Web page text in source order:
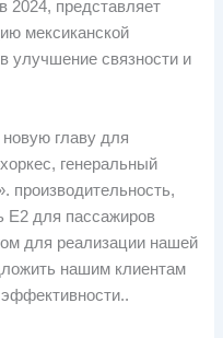
2024, представляет
мексиканской
улучшение связности и
главу для
генеральный
производительность,
E2 для пассажиров
для реализации нашей
нашим клиентам